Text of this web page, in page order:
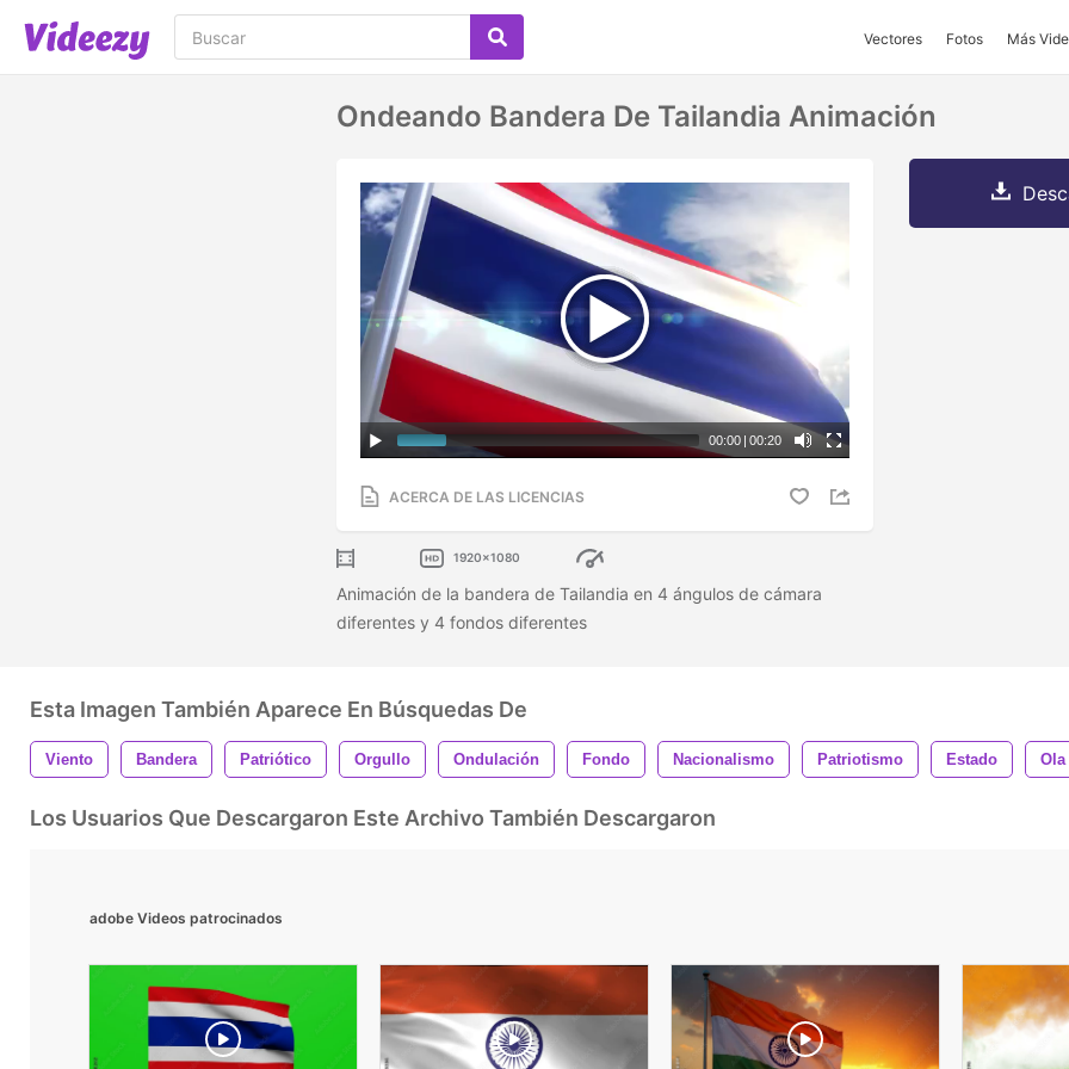
Vectores Fotos Más
Ondeando Bandera De Tailandia Animación
00:00 | 00:20
ACERCA DE LAS LICENCIAS
1920x1080
Animación de la bandera de Tailandia en 4 ángulos de cámara
diferentes y 4 fondos diferentes
Esta Imagen También Aparece En Búsquedas De
Viento Bandera Patriótico Orgullo Ondulación Fondo Nacionalismo Patriotismo Estado Ola
Los Usuarios Que Descargaron Este Archivo También Descargaron
adobe Videos patrocinados